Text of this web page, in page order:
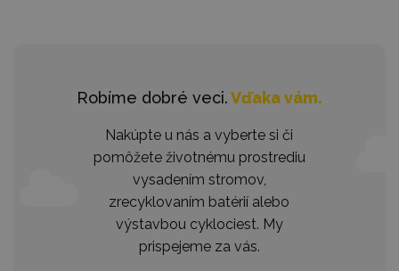
Robíme dobré veci.Vďaka vám.
Nakúpte u nás a vyberte si či
pomôžete životnému prostrediu
vysadením stromov,
zrecyklovaním batérií alebo
výstavbou cyklociest. My
prispejeme za vás.